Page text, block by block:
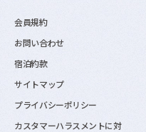
会員規約
お問い合わせ
宿泊約款
サイトマップ
プライバシーポリシー
カスタマーハラスメントに対